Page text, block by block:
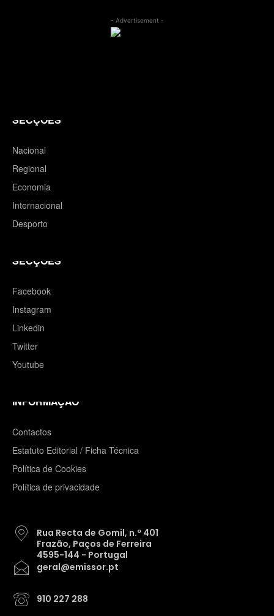
- Advertisement -
SECÇÕES
Nacional
Regional
Economia
Internacional
Desporto
SECÇÕES
Facebook
Instagram
Linkedin
Twitter
Youtube
INFORMAÇÃO
Contactos
Estatuto Editorial / Ficha Técnica
Política de Cookies
Política de privacidade
Rua Recta de Gomil, n.º 401
Frazão, Paços de Ferreira
4595-144 - Portugal
geral@emissor.pt
910 227 288